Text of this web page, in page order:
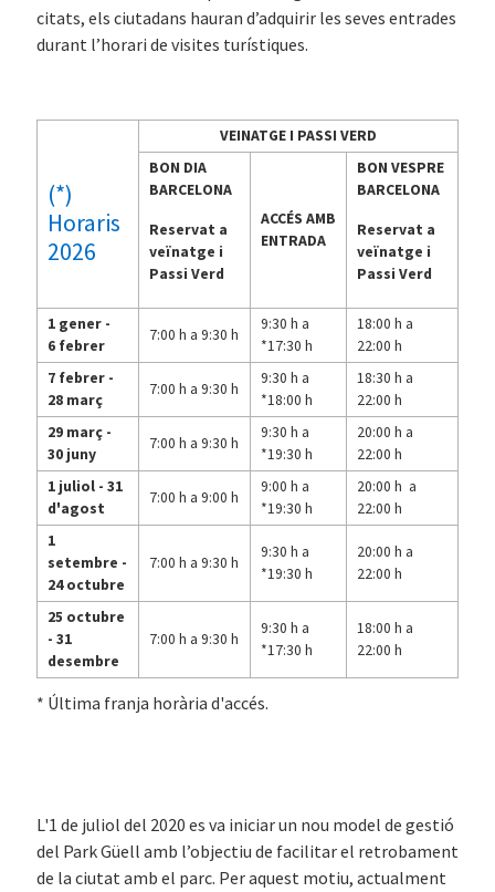
citats, els ciutadans hauran d’adquirir les seves entrades
durant l’horari de visites turístiques.
(*)
Horaris
2026
VEINATGE I PASSI VERD
BON DIA
BARCELONA
Reservat a
veïnatge i
Passi Verd
ACCÉS AMB
ENTRADA
BON VESPRE
BARCELONA
Reservat a
veïnatge i
Passi Verd
1 gener -
6 febrer
7:00 h a 9:30 h
9:30 h a
*17:30 h
18:00 h a
22:00 h
7 febrer -
28 març
7:00 h a 9:30 h
9:30 h a
*18:00 h
18:30 h a
22:00 h
29 març -
30 juny
7:00 h a 9:30 h
9:30 h a
*19:30 h
20:00 h a
22:00 h
1 juliol - 31
d'agost
7:00 h a 9:00 h
9:00 h a
*19:30 h
20:00 h a
22:00 h
1
setembre -
24 octubre
7:00 h a 9:30 h
9:30 h a
*19:30 h
20:00 h a
22:00 h
25 octubre
- 31
desembre
7:00 h a 9:30 h
9:30 h a
*17:30 h
18:00 h a
22:00 h
* Última franja horària d'accés.
L'1 de juliol del 2020 es va iniciar un nou model de gestió
del Park Güell amb l’objectiu de facilitar el retrobament
de la ciutat amb el parc. Per aquest motiu, actualment